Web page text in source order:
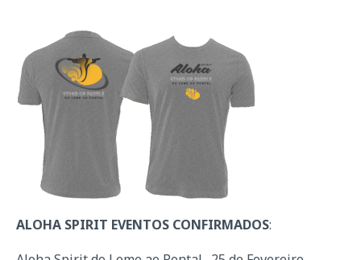
ALOHA SPIRIT EVENTOS CONFIRMADOS: